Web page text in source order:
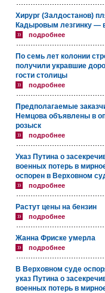
Хирург (Залдостанов)
Кадыровым лезгинку —
подробнее
По семь лет колонии
получили укравшие
гости столицы
подробнее
Предполагаемые
Немцова объявлены в
розыск
подробнее
Указ Путина о
военных потерь в
оспорен в Верховном
подробнее
Растут цены на бензин
подробнее
Жанна Фриске умерла
подробнее
В Верховном суде
указ Путина о
военных потерь в